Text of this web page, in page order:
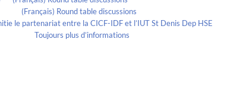
(Français) Round table discussions
le partenariat entre la CICF-IDF et l’IUT St Denis Dep HSE
Toujours plus d’informations